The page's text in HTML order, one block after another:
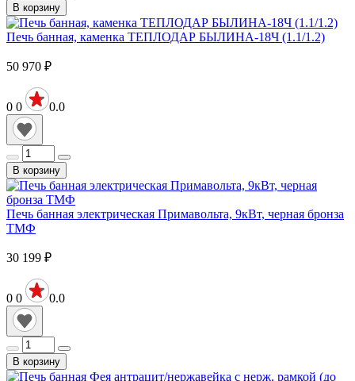
В корзину
Печь банная, каменка ТЕПЛОДАР БЫЛИНА-18Ч (1.1/1.2)
50 970 ₽
0 0 0.0
В корзину
Печь банная электрическая Примавольта, 9кВт, черная бронза
ТМФ
30 199 ₽
0 0 0.0
В корзину